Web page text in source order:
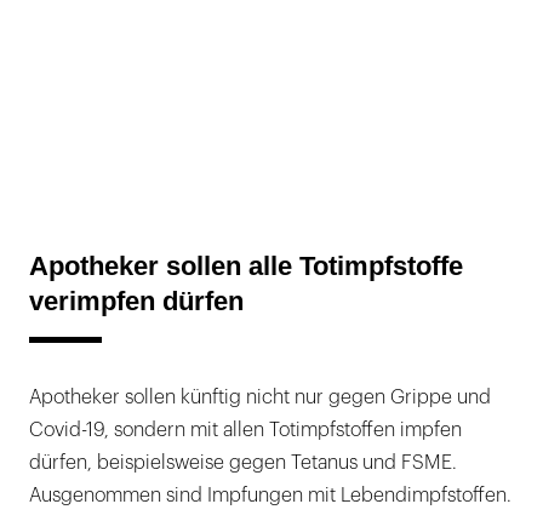
Apotheker sollen alle Totimpfstoffe
verimpfen dürfen
Apotheker sollen künftig nicht nur gegen Grippe und
Covid-19, sondern mit allen Totimpfstoffen impfen
dürfen, beispielsweise gegen Tetanus und FSME.
Ausgenommen sind Impfungen mit Lebendimpfstoffen.